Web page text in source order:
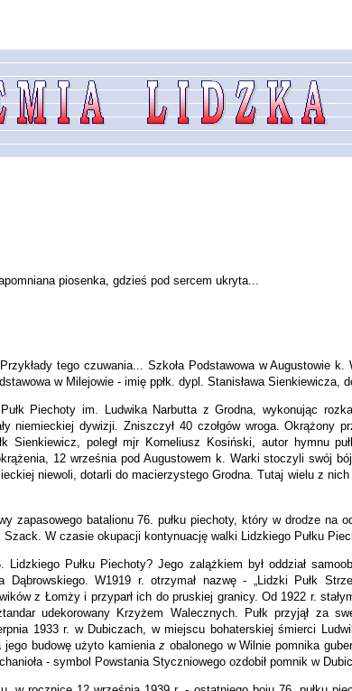
piosenka, gdzieś pod sercem ukryta...
tego czuwania... Szkoła Podstawowa w Augustowie
w Milejowie - imię ppłk. dypl. Stanisława Sienkiewicza,
Piechoty im. Ludwika Narbutta z Grodna, wykonując
niemieckiej dywizji. Zniszczył 40 czołgów wroga. Okrążony
Sienkiewicz, poległ mjr Korneliusz Kosiński, autor hymnu
12 września pod Augustowem k. Warki stoczyli swój
niewoli, dotarli do macierzystego Grodna. Tutaj wielu z
zapasowego batalionu 76. pułku piechoty, który w drodze
Szack. W czasie okupacji kontynuację walki Lidzkiego Pułku
Lidzkiego Pułku Piechoty? Jego zalążkiem był oddział
Dąbrowskiego. W1919 r. otrzymał nazwę - „Lidzki Pułk
z Łomży i przyparł ich do pruskiej granicy. Od 1922 r.
udekorowany Krzyżem Walecznych. Pułk przyjął za
1933 r. w Dubiczach, w miejscu bohaterskiej śmierci
jego budowę użyto kamieniazobalonego w Wilnie pomnika
- symbol Powstania Styczniowego ozdobił pomnik w